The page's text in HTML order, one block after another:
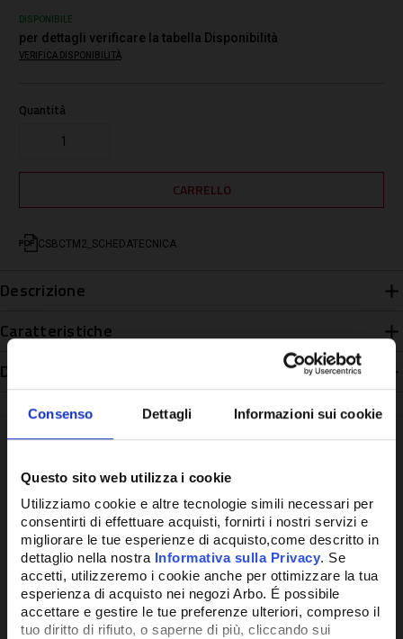
Consenso Dettagli Informazioni sui cookie
Questo sito web utilizza i cookie
Utilizziamo cookie e altre tecnologie simili necessari per
consentirti di effettuare acquisti, fornirti i nostri servizi e
migliorare le tue esperienze di acquisto,come descritto in
dettaglio nella nostra Informativa sulla Privacy. Se
accetti, utilizzeremo i cookie anche per ottimizzare la tua
esperienza di acquisto nei negozi Arbo. É possibile
accettare e gestire le tue preferenze ulteriori, compreso il
tuo diritto di rifiuto, o saperne di più, cliccando sui
DISPONIBILE
per dettagli verificare la tabella Disponibilità
VERIFICA DISPONIBILITÀ
Quantità
CSBCTM2_SCHEDATECNICA
Descrizione
Caratteristiche
Disponibilità
Potrebbe anche interessarti